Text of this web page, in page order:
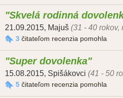
Skvelá rodinná
21.09.2015, Majuš (31 - 40 rokov,
3 čitateľom recenzia pomohla
Super dovolenka
15.08.2015, Spišákovci (41 - 50
5 čitateľom recenzia pomohla